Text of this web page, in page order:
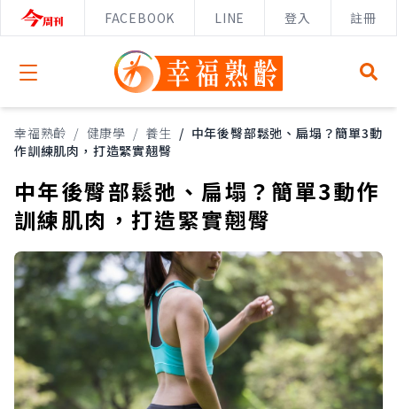
FACEBOOK LINE 登入 註冊
Open menu
幸福熟齡 / 健康學 / 養生 / 中年後臀部鬆弛、扁塌？簡單3動
作訓練肌肉，打造緊實翹臀
中年後臀部鬆弛、扁塌？簡單3動作
訓練肌肉，打造緊實翹臀